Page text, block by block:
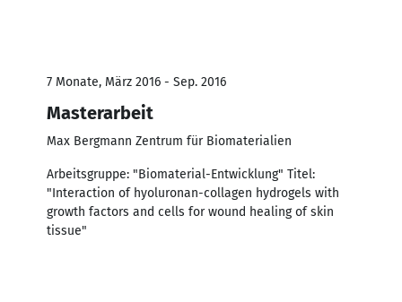
7 Monate, März 2016 - Sep. 2016
Masterarbeit
Max Bergmann Zentrum für Biomaterialien
Arbeitsgruppe: "Biomaterial-Entwicklung" Titel:
"Interaction of hyoluronan-collagen hydrogels with
growth factors and cells for wound healing of skin
tissue"